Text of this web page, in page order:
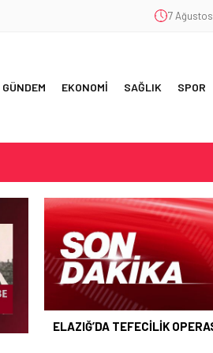
7
GÜNDEM EKONOMİ SAĞLIK SPOR
ELAZIĞ’DA TEFECİLİK